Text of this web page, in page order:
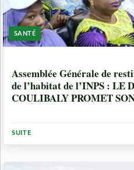
SANTÉ
Assemblée Générale de restitution
de l’habitat de l’INPS : LE
COULIBALY PROMET
SUITE